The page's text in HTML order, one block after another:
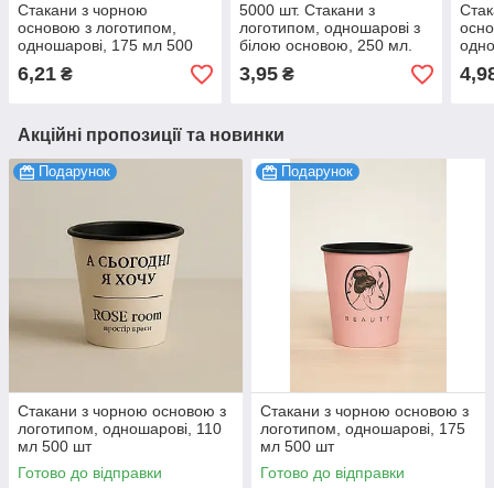
Стакани з чорною
основою з логотипом,
одношарові, 175 мл 500
шт
6,21 ₴
5000 шт. Стакани з
логотипом, одношарові з
білою основою, 250 мл.
3,95₴
шт
Акційні пропозиції та новинки
Подарунок
Стакани з чорною основою з
логотипом, одношарові, 110
мл 500 шт
Готово до відправки
Подарунок
Стакани з чорною основою з
логотипом, одношарові, 175
мл 500 шт
Готово до відправки